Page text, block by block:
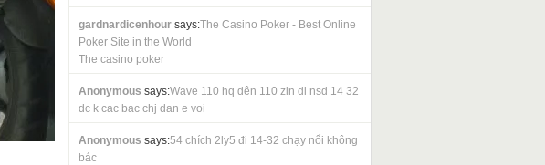
gardnardicenhoursays:The Casino Poker - Best Online
Poker Site in the World
The casino poker
Anonymous says:Wave 110 hq dên 110 zin di nsd 14 32
dc k cac bac chj dan e voi
Anonymous says:54 chích 2ly5 đi 14-32 chạy nổi không
bác